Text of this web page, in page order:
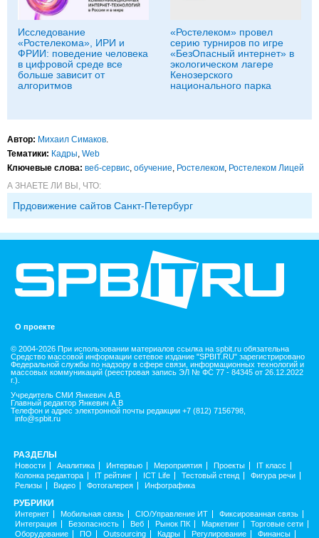
Исследование
«Ростелекома», ИРИ и
ФРИИ: поведение человека
в цифровой среде все
больше зависит от
алгоритмов
«Ростелеком» провел
серию турниров по игре
«БезОпасный интернет» в
экологическом лагере
Кенозерского
национального парка
Автор: Михаил Симаков.
Тематики: Кадры, Web
Ключевые слова: веб-сервис, обучение, Ростелеком, Ростелеком Лицей
А ЗНАЕТЕ ЛИ ВЫ, ЧТО:
Прдовижение сайтов Санкт-Петербург
О проекте
© 2004-2026 При использовании материалов ссылка на spbit.ru обязательна
Средство массовой информации сетевое издание "SPBIT.RU" зарегистрировано
Федеральной службы по надзору в сфере связи, информационных технологий и
массовых коммуникаций (реестровая запись ЭЛ № ФС 77 - 84345 от 26.12.2022
г.).
Учредитель СМИ Янкевич А.В
Главный редактор Янкевич А.В
Телефон и адрес электронной почты редакции +7 (812) 7156798,
info@spbit.ru
РАЗДЕЛЫ
Новости Аналитика Интервью Мероприятия Проекты
IT класс
Колонка редактора
IT рейтинг ICT Life Тестовый стенд
Фигура речи
Релизы
Видео Фотогалерея Инфографика
РУБРИКИ
Интернет Мобильная связь CIO/Управление ИТ
Фиксированная связь
Интеграция
Безопасность Веб Рынок ПК Маркетинг
Торговые сети
Оборудование
ПО Outsourcing Кадры Регулирование Финансы